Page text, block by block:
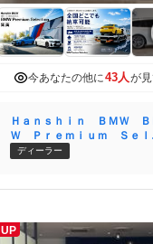
今あなたの他に43人 が
Ｈａｎｓｈｉｎ ＢＭＷ Ｂ
Ｗ Ｐｒｅｍｉｕｍ Ｓｅｌ
ｃｔｉｏｎ 箕面
ディーラー
UP